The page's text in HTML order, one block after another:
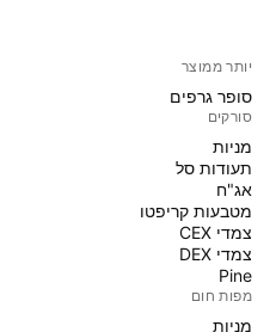
יותר ממוצר
סופר גרפים
סורקים
מניות‏
תעודות סל
אג"ח
מטבעות קריפטו
צמדי CEX
צמדי DEX
Pine
מפות חום
מניות‏